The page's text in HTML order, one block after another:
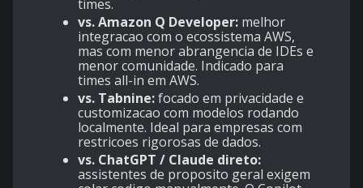
times.
vs. Amazon Q Developer: melhor
integracao com o ecossistema AWS,
mas com menor abrangencia de IDEs e
menor comunidade. Indicado para
times all-in em AWS.
vs. Tabnine:focado em privacidade e
customizacao com modelos rodando
localmente. Ideal para empresas com
restricoes rigorosas de dados.
vs. ChatGPT / Claude direto:
assistentes de proposito geral exigem